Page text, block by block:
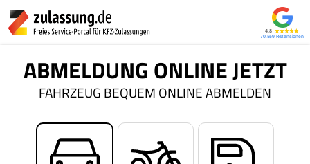
4,8
70.559
ABMELDUNG ONLINE JETZT
FAHRZEUG BEQUEM ONLINE ABMELDEN